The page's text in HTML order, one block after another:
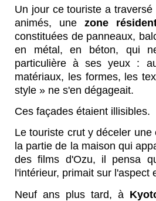
Un jour ce touriste a
animés, une zone
constituées de panneaux,
en métal, en béton, qui
particulière à ses yeux :
matériaux, les formes, les
style » ne s'en dégageait.
Ces façades étaient illisibles.
Le touriste crut y déceler
la partie de la maison qui
des films d'Ozu, il pensa
l'intérieur, primait sur l'aspect
Neuf ans plus tard, à